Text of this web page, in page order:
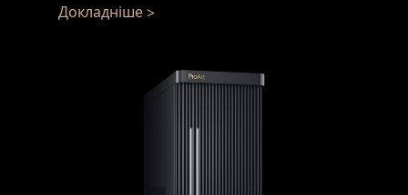
Докладніше